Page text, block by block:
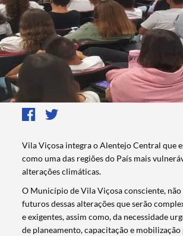
Vila Viçosa integra o Alentejo Central que
como uma das regiões do País mais
alterações climáticas.
O Município de Vila Viçosa consciente, não
futuros dessas alterações que serão
e exigentes, assim como, da necessidade
de planeamento, capacitação e mobilização